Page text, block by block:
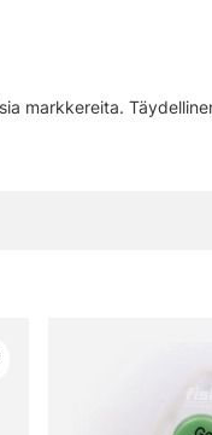
markkereita.